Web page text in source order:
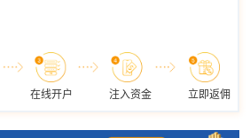
在线开户 注入资金 立即返佣